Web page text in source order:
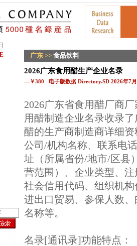
广东 >> 食品饮料
2026广东食用醋生产企业名录
—￥380 电子版数据 Directory.SD 2026年7
2026广东省食用醋厂商
用醋制造企业名录收录
醋的生产商制造商详细
公司/机构名称、联系电
址（所属省份/地市/区县
营范围）、企业类型、
社会信用代码、组织机
进出口贸易、参保人数
名称等。
名录[通讯录]功能特点：